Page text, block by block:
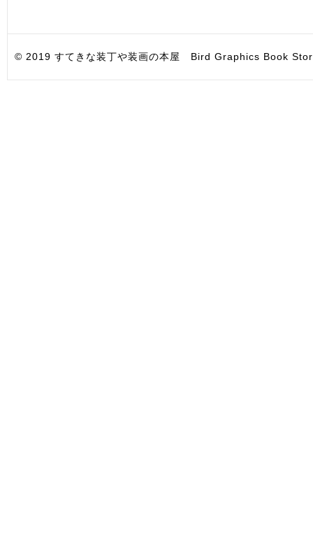
© 2019 すてきな装丁や装画の本屋 Bird Graphics Book